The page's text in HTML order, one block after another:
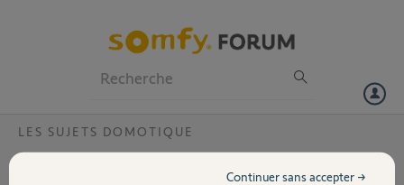
Volet
LES SUJETS DOMOTIQUE
Box tahoma V2 sans connexionContinuer sans accepter →